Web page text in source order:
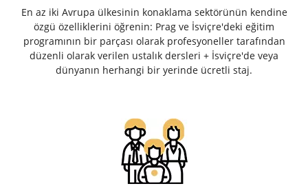
En az iki Avrupa ülkesinin konaklama sektörünün kendine
özgü özelliklerini öğrenin: Prag ve İsviçre'deki eğitim
programının bir parçası olarak profesyoneller tarafından
düzenli olarak verilen ustalık dersleri + İsviçre'de veya
dünyanın herhangi bir yerinde ücretli staj.